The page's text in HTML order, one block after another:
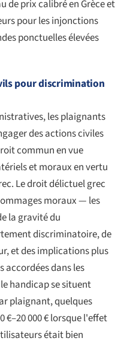
de prix calibré en Grèce et
pour les injonctions
ponctuelles élevées
pour discrimination
les plaignants
des actions civiles
commun en vue
et moraux en vertu
Le droit délictuel grec
moraux — les
la gravité du
discriminatoire, de
et des implications plus
accordées dans les
handicap se situent
plaignant, quelques
000 € lorsque l'effet
était bien